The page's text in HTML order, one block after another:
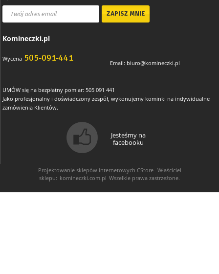
Komineczki.pl
Wycena 505-091-441 Email: biuro@komineczki.pl
UMÓW się na bezpłatny pomiar: 505 091 441
Jako profesjonalny i doświadczony zespół, wykonujemy kominki na indywidualne
zamówienia Klientów.
Jesteśmy na
facebooku
Projektowanie sklepów internetowych CStore Właściciel
sklepu: komineczki.com.pl Wszelkie prawa zastrzeżone.